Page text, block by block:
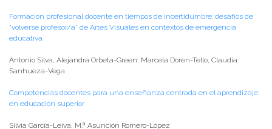
Formación profesional docente en tiempos de incertidumbre: desafíos de
“volverse profesor/a” de Artes Visuales en contextos de emergencia
educativa
Antonio Silva, Alejandra Orbeta-Green, Marcela Doren-Tello, Claudia
Sanhueza-Vega
Competencias docentes para una enseñanza centrada en el aprendizaje
en educación superior
Silvia García-Leiva, M.ª Asunción Romero-López